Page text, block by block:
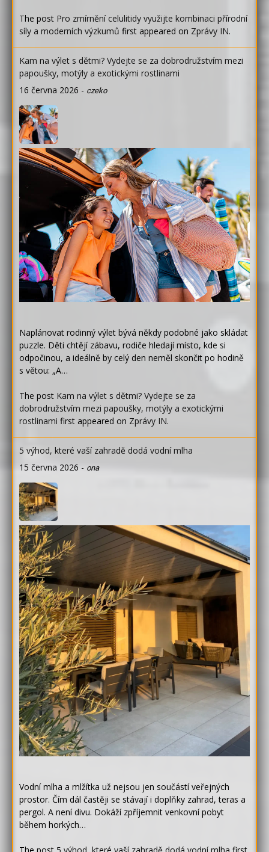
The post Pro zmírnění celulitidy využijte kombinaci přírodní
síly a moderních výzkumů first appeared on Zprávy IN.
Kam na výlet s dětmi? Vydejte se za dobrodružstvím mezi
papoušky, motýly a exotickými rostlinami
16 června 2026 - czeko
Naplánovat rodinný výlet bývá někdy podobné jako skládat
puzzle. Děti chtějí zábavu, rodiče hledají místo, kde si
odpočinou, a ideálně by celý den neměl skončit po hodině
s větou: „A…
The post Kam na výlet s dětmi? Vydejte se za
dobrodružstvím mezi papoušky, motýly a exotickými
rostlinami first appeared on Zprávy IN.
5 výhod, které vaší zahradě dodá vodní mlha
15 června 2026 - ona
Vodní mlha a mlžítka už nejsou jen součástí veřejných
prostor. Čím dál častěji se stávají i doplňky zahrad, teras a
pergol. A není divu. Dokáží zpříjemnit venkovní pobyt
během horkých…